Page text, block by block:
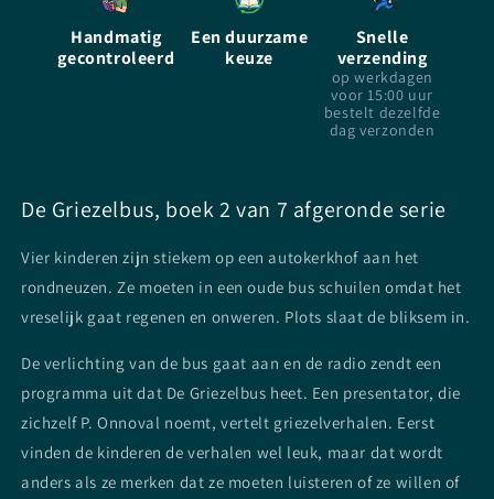
Loon
Loon
-
Handmatig
gecontroleerd
Een duurzame
keuze
Snelle
verzending
op werkdagen
voor 15:00 uur
bestelt dezelfde
dag verzonden
De Griezelbus, boek 2 van 7 afgeronde serie
Vier kinderen zijn stiekem op een autokerkhof aan het
rondneuzen. Ze moeten in een oude bus schuilen omdat het
vreselijk gaat regenen en onweren. Plots slaat de bliksem in.
De verlichting van de bus gaat aan en de radio zendt een
programma uit dat De Griezelbus heet. Een presentator, die
zichzelf P. Onnoval noemt, vertelt griezelverhalen. Eerst
vinden de kinderen de verhalen wel leuk, maar dat wordt
anders als ze merken dat ze moeten luisteren of ze willen of